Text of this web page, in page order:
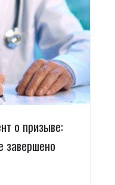
о призыве:
завершено